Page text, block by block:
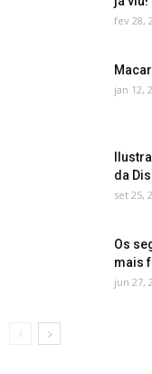
fev 28,
jan 12,
da
set 25,
Os
mais
jun 27,